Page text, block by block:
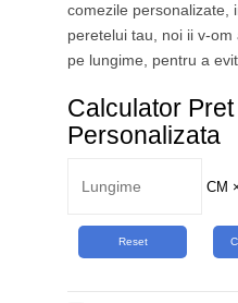
comezile personalizate,
peretelui tau, noi ii v-
pe lungime, pentru a
Calculator
Personalizata
CM